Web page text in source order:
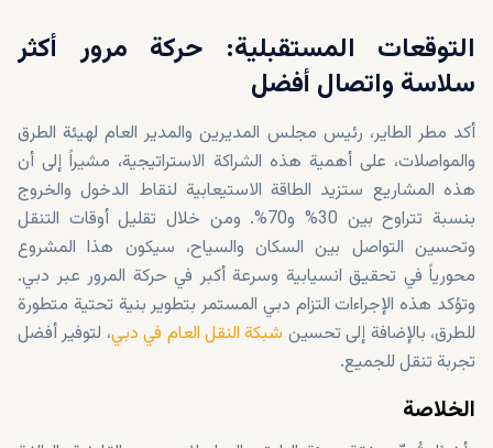
التوقعات المستقبلية: حركة مرور أكثر
سلاسة واتصال أفضل
أكد مطر الطاير، رئيس مجلس المديرين والمدير العام لهيئة الطرق
والمواصلات، على أهمية هذه الشراكة الاستراتيجية، مشيراً إلى أن
هذه المشاريع ستزيد الطاقة الاستيعابية لنقاط الدخول والخروج
بنسبة تتراوح بين 30% و70%. ومن خلال تقليل أوقات التنقل
وتحسين التواصل بين السكان والسياح، سيكون هذا المشروع
محورياً في تحقيق انسيابية وسرعة أكبر في حركة المرور عبر دبي.
وتؤكد هذه الإجراءات التزام دبي المستمر بتطوير بنية تحتية متطورة
للطرق، بالإضافة إلى تحسين شبكة النقل العام في دبي، لتوفير أفضل
تجربة تنقل للجميع.
الخلاصة